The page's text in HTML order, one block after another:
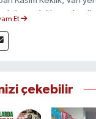
üzere bölgesel
hızlı ve doğru
Keklik,
Et
çekebilir